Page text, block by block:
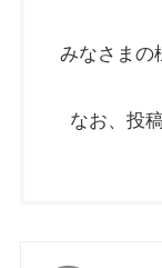
みなさまの
なお、投